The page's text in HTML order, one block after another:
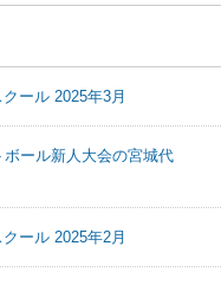
ール 2025年3月
ール新人大会の宮城代
ール 2025年2月